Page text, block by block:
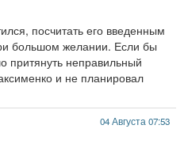
посчитать его введенным
большом желании. Если бы
притянуть неправильный
и не планировал
04 Августа 07:53